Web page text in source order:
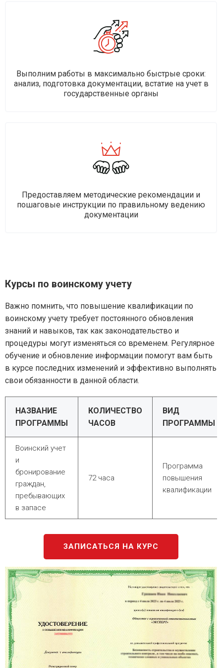
Выполним работы в максимально быстрые сроки:
анализ, подготовка документации, встатие на учет в
государственные органы
Предоставляем методические рекомендации и
пошаговые инструкции по правильному ведению
документации
Курсы по воинскому учету
Важно помнить, что повышение квалификации по
воинскому учету требует постоянного обновления
знаний и навыков, так как законодательство и
процедуры могут изменяться со временем. Регулярное
обучение и обновление информации помогут вам быть
в курсе последних изменений и эффективно выполнять
свои обязанности в данной области.
НАЗВАНИЕ
ПРОГРАММЫ
КОЛИЧЕСТВО
ЧАСОВ
ВИД
ПРОГРАММЫ
Воинский учет
и
бронирование
граждан,
пребывающих
в запасе
72 часа
Программа
повышения
квалификации
ЗАПИСАТЬСЯ НА КУРС